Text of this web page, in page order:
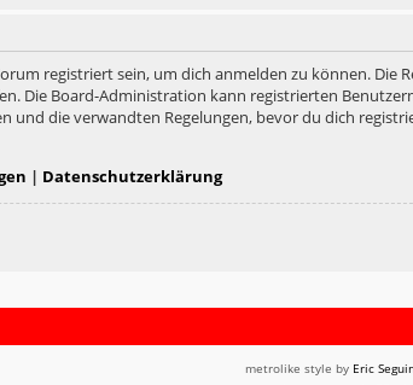
registriert sein, um dich anmelden zu können.
Die Board-Administration kann registrierten
und die verwandten Regelungen, bevor du dich
| Datenschutzerklärung
metrolike style by Eric